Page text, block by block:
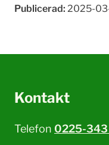
Publicerad: 2025-
Kontakt
Telefon 0225-